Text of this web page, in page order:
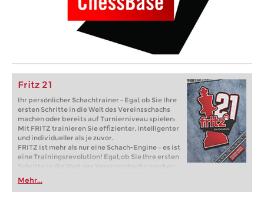
Fritz 21
Ihr persönlicher Schachtrainer - Egal, ob Sie Ihre
ersten Schritte in die Welt des Vereinsschachs
machen oder bereits auf Turnierniveau spielen:
Mit FRITZ trainieren Sie effizienter, intelligenter
und individueller als je zuvor.
FRITZ ist mehr als nur eine Schach-Engine – es ist
eine Trainingsrevolution! Egal, ob Sie Ihre ersten
Schritte in die Welt des Vereinsschachs machen
oder bereits auf Turnierniveau spielen: Mit
FRITZ trainieren Sie effizienter, intelligenter und
individueller als je zuvor.
Mehr...